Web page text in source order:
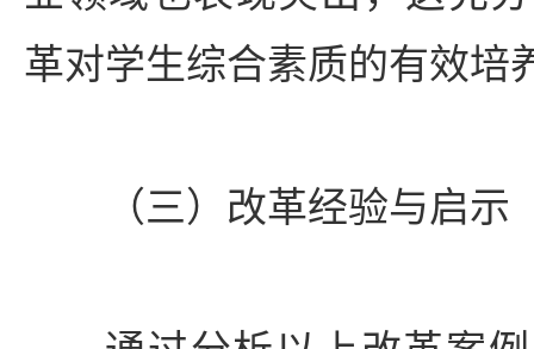
革对学生综合素质的有效培
（三）改革经验与启示